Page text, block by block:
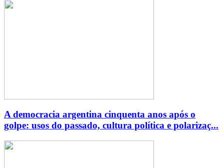
A democracia argentina cinquenta anos após o
golpe: usos do passado, cultura política e polarizaç...